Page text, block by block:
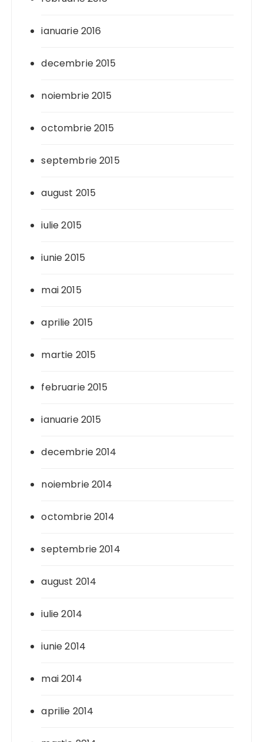
ianuarie 2016
decembrie 2015
noiembrie 2015
octombrie 2015
septembrie 2015
august 2015
iulie 2015
iunie 2015
mai 2015
aprilie 2015
martie 2015
februarie 2015
ianuarie 2015
decembrie 2014
noiembrie 2014
octombrie 2014
septembrie 2014
august 2014
iulie 2014
iunie 2014
mai 2014
aprilie 2014